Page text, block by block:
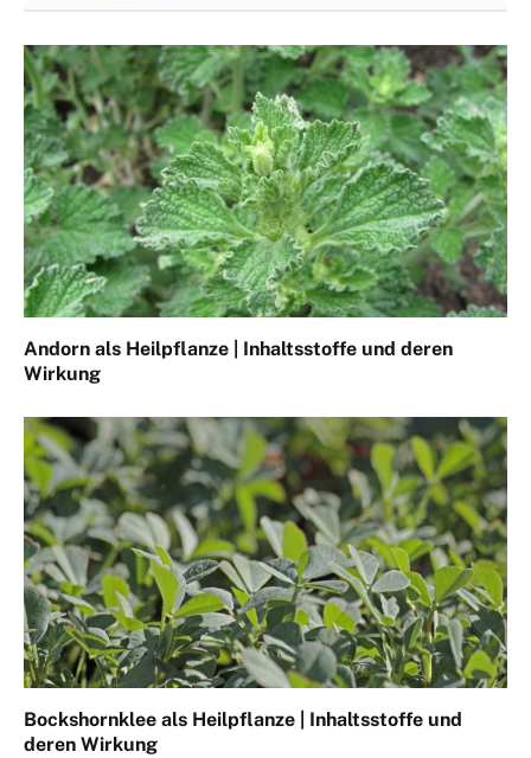
Andorn als Heilpflanze | Inhaltsstoffe und deren
Wirkung
Bockshornklee als Heilpflanze | Inhaltsstoffe und
deren Wirkung